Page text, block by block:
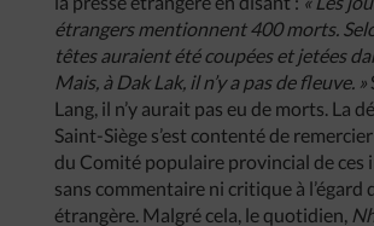
étrangers mentionnent 400 morts.
têtes auraient été coupées et jetées
Mais, à Dak Lak, il n’y a pas de fleuve. »
Lang, il n’y aurait pas eu de morts. La
Saint-Siège s’est contenté de
du Comité populaire provincial de ces
sans commentaire ni critique à l’égard
étrangère. Malgré cela, le quotidien,